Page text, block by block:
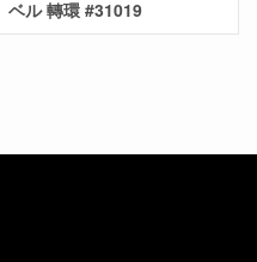
ベル 轉環 #31019